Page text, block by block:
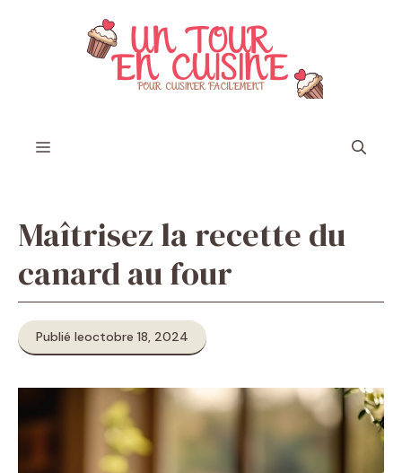
Menu
Maîtrisez la recette du
canard au four
Publié leoctobre 18, 2024